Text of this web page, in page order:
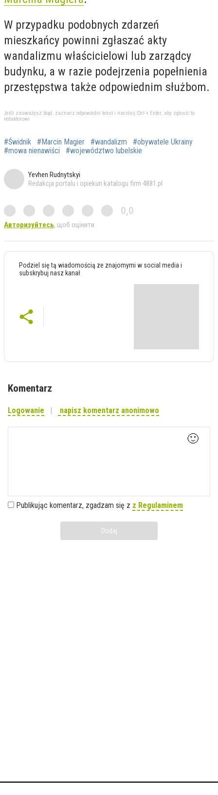
W przypadku podobnych zdarzeń
mieszkańcy powinni zgłaszać akty
wandalizmu właścicielowi lub zarządcy
budynku, a w razie podejrzenia popełnienia
przestępstwa także odpowiednim służbom.
Jeśli zauważysz błąd, zaznacz odpowiedni tekst i naciśnij Ctrl + Enter, aby zgłosić to
redaktorowi
#Świdnik #Marcin Magier #wandalizm
#obywatele Ukrainy
#mowa nienawiści
#województwo lubelskie
Yevhen Rudnytskyi
Redakcja portalu i opiekun katalogu firm 4881.pl
0,0
Авторизуйтесь, щоб оцінити
Podziel się tą wiadomością ze znajomymi w social media i
subskrybuj nasz kanał
Komentarz
Logowanie napisz komentarz anonimowo
🙂
Publikując komentarz, zgadzam się z z Regulaminem
Dodaj